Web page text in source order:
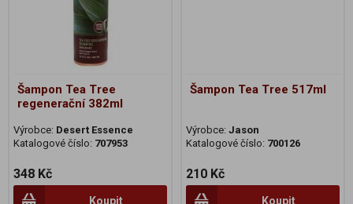
Šampon Tea Tree
regenerační 382ml
Výrobce: Desert Essence
Katalogové číslo: 707953
348 Kč
Koupit
Šampon Tea Tree 517ml
Výrobce: Jason
Katalogové číslo: 700126
210 Kč
Koupit